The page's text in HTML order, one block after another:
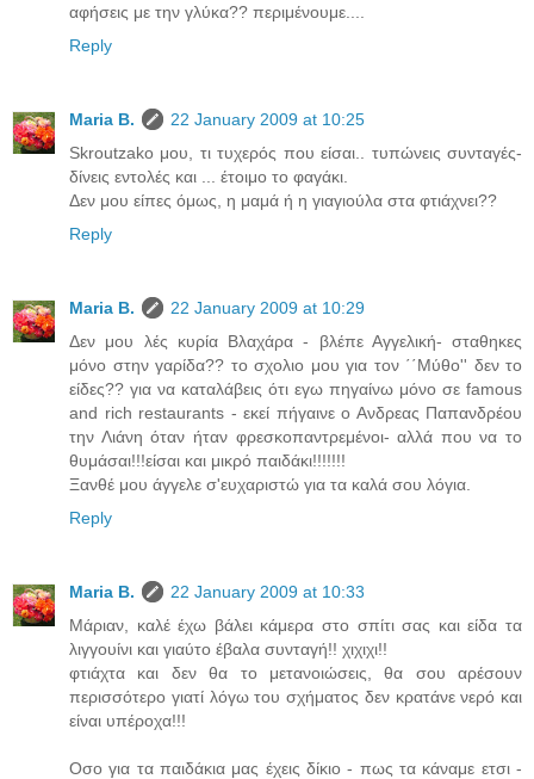
αφήσεις με την γλύκα?? περιμένουμε....
Reply
Maria B.
22 January 2009 at 10:25
Skroutzako μου, τι τυχερός που είσαι.. τυπώνεις συνταγές-
δίνεις εντολές και ... έτοιμο το φαγάκι.
Δεν μου είπες όμως, η μαμά ή η γιαγιούλα στα φτιάχνει??
Reply
Maria B.
22 January 2009 at 10:29
Δεν μου λές κυρία Βλαχάρα - βλέπε Αγγελική- σταθηκες
μόνο στην γαρίδα?? το σχολιο μου για τον ΄΄Μύθο'' δεν το
είδες?? για να καταλάβεις ότι εγω πηγαίνω μόνο σε famous
and rich restaurants - εκεί πήγαινε ο Ανδρεας Παπανδρέου
την Λιάνη όταν ήταν φρεσκοπαντρεμένοι- αλλά που να το
θυμάσαι!!!είσαι και μικρό παιδάκι!!!!!!!
Ξανθέ μου άγγελε σ'ευχαριστώ για τα καλά σου λόγια.
Reply
Maria B.
22 January 2009 at 10:33
Μάριαν, καλέ έχω βάλει κάμερα στο σπίτι σας και είδα τα
λιγγουίνι και γιαύτο έβαλα συνταγή!! χιχιχι!!
φτιάχτα και δεν θα το μετανοιώσεις, θα σου αρέσουν
περισσότερο γιατί λόγω του σχήματος δεν κρατάνε νερό και
είναι υπέροχα!!!
Οσο για τα παιδάκια μας έχεις δίκιο - πως τα κάναμε ετσι -